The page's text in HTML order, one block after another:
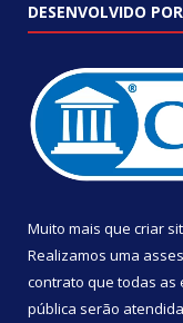
DESENVOLVIDO
Muito mais que criar
Realizamos uma
contrato que todas as
pública serão